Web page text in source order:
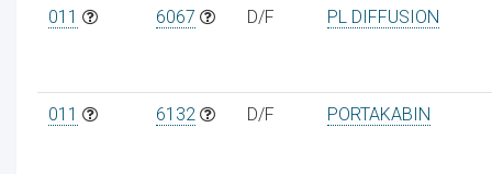
011 6067 D/F PL DIFFUSION
011 6132 D/F PORTAKABIN